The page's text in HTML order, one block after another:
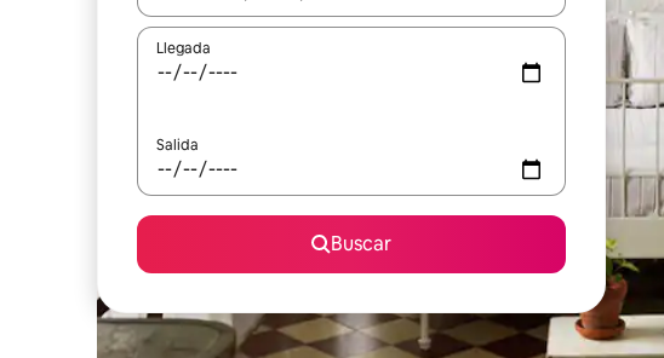
Llegada
Salida
Buscar